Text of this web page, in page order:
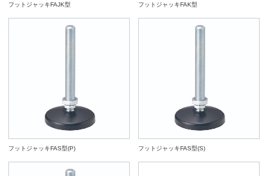
フットジャッキFAJK型 フットジャッキFAK型
フットジャッキFAS型(P) フットジャッキFAS型(S)